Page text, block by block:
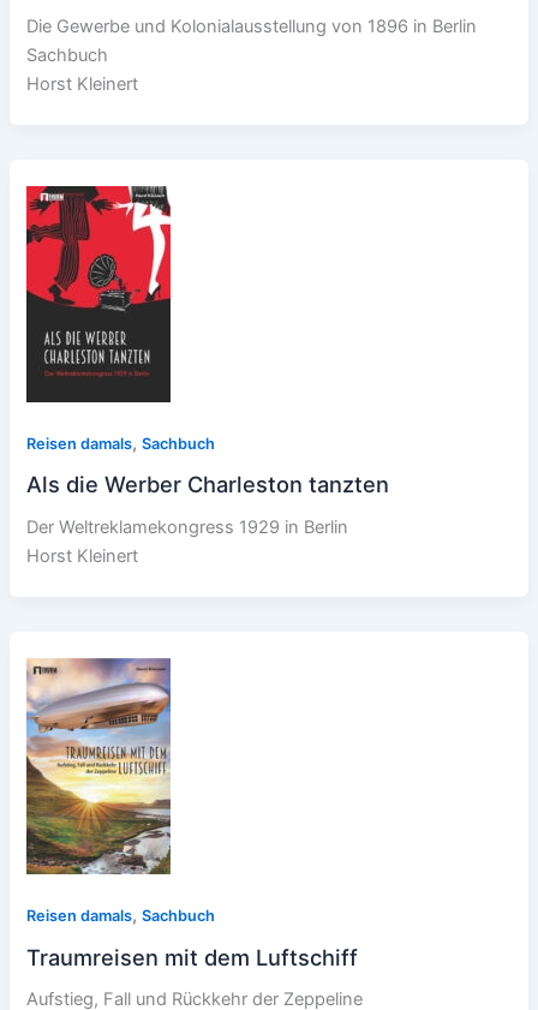
Die Gewerbe und Kolonialausstellung von 1896 in Berlin
Sachbuch
Horst Kleinert
Reisen damals,Sachbuch
Als die Werber Charleston tanzten
Der Weltreklamekongress 1929 in Berlin
Horst Kleinert
Reisen damals,Sachbuch
Traumreisen mit dem Luftschiff
Aufstieg, Fall und Rückkehr der Zeppeline